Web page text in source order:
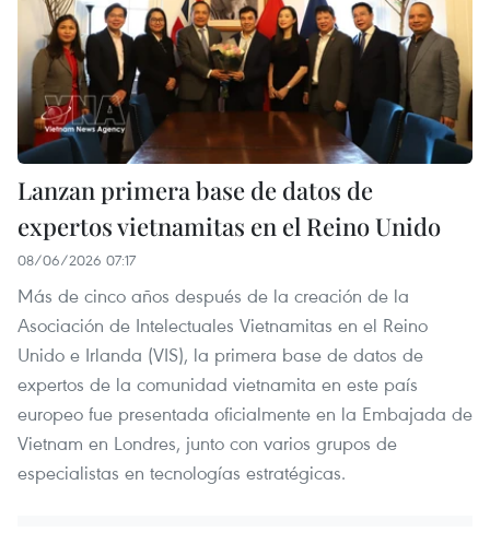
Lanzan primera base de datos de
expertos vietnamitas en el Reino Unido
08/06/2026 07:17
Más de cinco años después de la creación de la
Asociación de Intelectuales Vietnamitas en el Reino
Unido e Irlanda (VIS), la primera base de datos de
expertos de la comunidad vietnamita en este país
europeo fue presentada oficialmente en la Embajada de
Vietnam en Londres, junto con varios grupos de
especialistas en tecnologías estratégicas.